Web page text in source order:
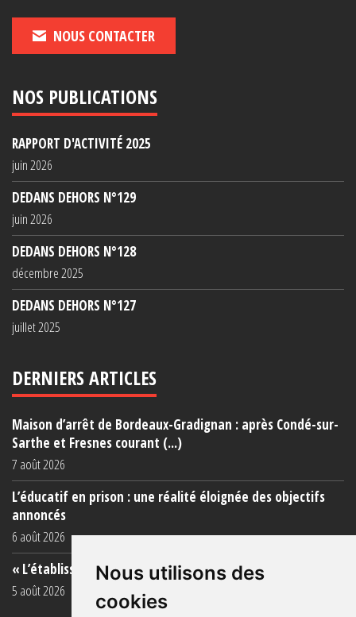
Nous utilisons des
cookies
NOUS CONTACTER
NOS PUBLICATIONS
RAPPORT D'ACTIVITÉ 2025
juin 2026
DEDANS DEHORS N°129
juin 2026
DEDANS DEHORS N°128
décembre 2025
DEDANS DEHORS N°127
juillet 2025
DERNIERS ARTICLES
Maison d’arrêt de Bordeaux-Gradignan : après Condé-sur-
Sarthe et Fresnes courant (...)
7 août 2026
L’éducatif en prison : une réalité éloignée des objectifs
annoncés
6 août 2026
« L’établissement est une porcherie totale »
5 août 2026